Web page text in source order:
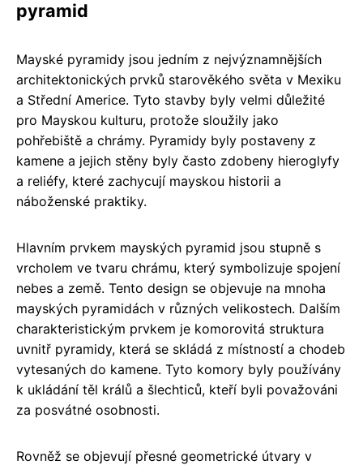
pyramid
Mayské pyramidy jsou jedním z nejvýznamnějších
architektonických prvků starověkého světa v Mexiku
a Střední Americe. Tyto stavby byly velmi důležité
pro Mayskou kulturu, protože sloužily jako
pohřebiště a chrámy. Pyramidy byly postaveny z
kamene a jejich stěny byly často zdobeny hieroglyfy
a reliéfy, které zachycují mayskou historii a
náboženské praktiky.
Hlavním prvkem mayských pyramid jsou stupně s
vrcholem ve tvaru chrámu, který symbolizuje spojení
nebes a země. Tento design se objevuje na mnoha
mayských pyramidách v různých velikostech. Dalším
charakteristickým prvkem je komorovitá struktura
uvnitř pyramidy, která se skládá z místností a chodeb
vytesaných do kamene. Tyto komory byly používány
k ukládání těl králů a šlechticů, kteří byli považováni
za posvátné osobnosti.
Rovněž se objevují přesné geometrické útvary v